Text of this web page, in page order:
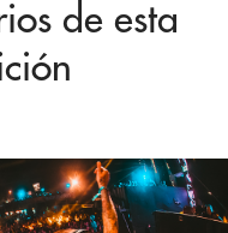
de esta